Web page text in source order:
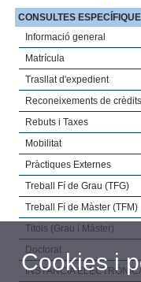
CONSULTES
Informació general
Matrícula
Trasllat d'expedient
Reconeixements de crèdits
Rebuts i Taxes
Mobilitat
Pràctiques Externes
Treball Fí de Grau (TFG)
Treball Fí de Màster (TFM)
Titols (Grau i Màster)
Doctorat
INSTÀNCIA
Cookies i